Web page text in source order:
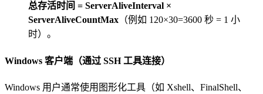
总存活时间 = ServerAliveInterval ×
ServerAliveCountMax （例如 120×30=3600 秒 = 1 小
时）。
Windows 客户端（通过 SSH 工具连接）
Windows 用户通常使用图形化工具（如 Xshell、FinalShell、